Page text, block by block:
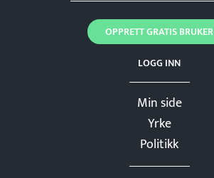
Min side
Yrke
Politikk
LOGG INN
OPPRETT GRATIS BRUKER